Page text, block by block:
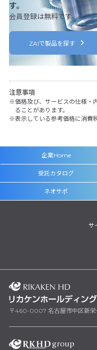
す。
会員登録は無料です。
ZAIで製品を探す
注意事項
価格及び、サービスの仕様・
ることがあります。
表示している参考価格に消費
企業Home
受託カタログ
ネオサポ
サ
〒460-0007 名古屋市中区新栄